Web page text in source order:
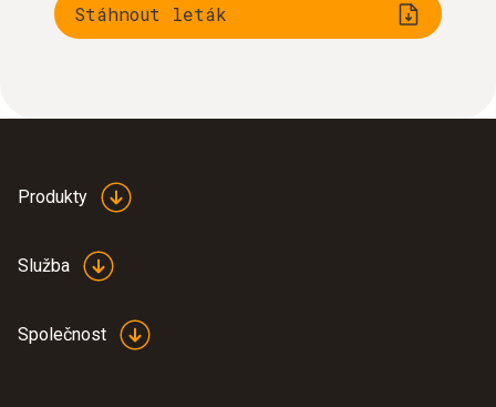
Stáhnout leták
Produkty
Služba
Společnost